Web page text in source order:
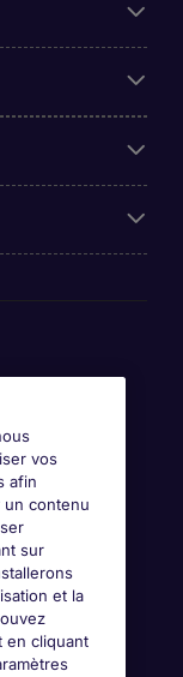
vos
afin
contenu
sur
et la
en cliquant